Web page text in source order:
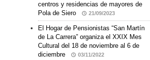
centros y residencias de mayores de
Pola de Siero
21/09/2023
El Hogar de Pensionistas “San Martín
de La Carrera” organiza el XXIX Mes
Cultural del 18 de noviembre al 6 de
diciembre
03/11/2022